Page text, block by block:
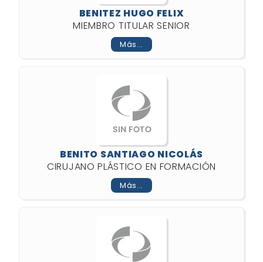
BENITEZ HUGO FELIX
MIEMBRO TITULAR SENIOR
Más...
BENITO SANTIAGO NICOLÁS
CIRUJANO PLÁSTICO EN FORMACIÓN
Más...